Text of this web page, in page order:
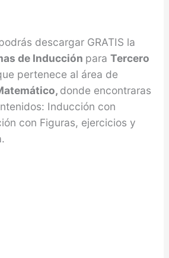
descargar GRATIS la
de Inducción para Tercero
pertenece al área de
donde encontraras
Inducción con
con Figuras, ejercicios y